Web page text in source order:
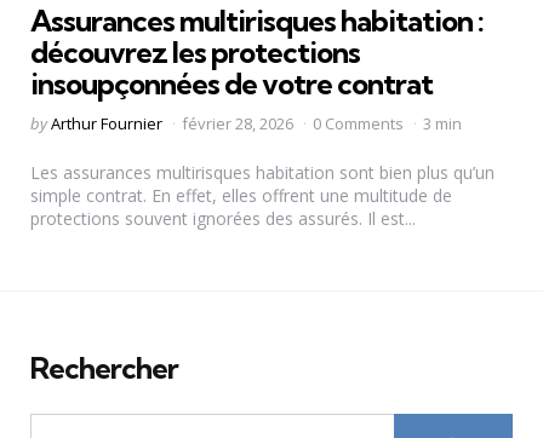
Assurances multirisques habitation :
découvrez les protections
insoupçonnées de votre contrat
Posted
byArthur Fournier février 28, 2026 0 Comments 3 min
Les assurances multirisques habitation sont bien plus qu’un
simple contrat. En effet, elles offrent une multitude de
protections souvent ignorées des assurés. Il est...
Rechercher